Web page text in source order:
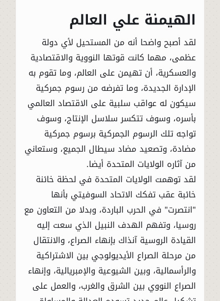
الهيمنة علي العالم
لقد أصبح واضحا أنه من المستحيل لأي دولة
عظمى، مهما كانت قوتها النووية والاقتصادية
والعسكرية، أن تهيمن على العالم، وما تقوم به
الإدارة الجديدة، وما تفرضه من رسوم جمركية
سيكون له عواقب سلبية على الاقتصاد العالمي
بأسره، وسوف تتكسر سلاسل الإنتاج، وسوف
تواجه تلك الرسوم الجمركية برسوم جمركية
مضادة، وتصعيد مضاد سيطال الجميع، وستعاني
من آثاره الولايات المتحدة أيضا.
لقد توهمت الولايات المتحدة في لحظة خائنة
خائبة عقب تفكك الاتحاد السوفيتي بأنها
"انتصرت" في الحرب الباردة، وبدلا من التعاون مع
روسيا، وتفهم الهدف النبيل الذي سعت إليه
القيادة الروسية آنذاك بإنهاء الصراع، والانتقال
من مرحلة الصراع الأيديولوجي بين الاشتراكية
والرأسمالية، وبين الشيوعية والإمبريالية، وإنهاء
الصراع النووي بين الشرق والغرب، والعمل على